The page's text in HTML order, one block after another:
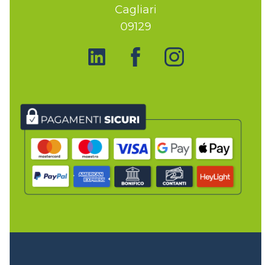
Cagliari
09129